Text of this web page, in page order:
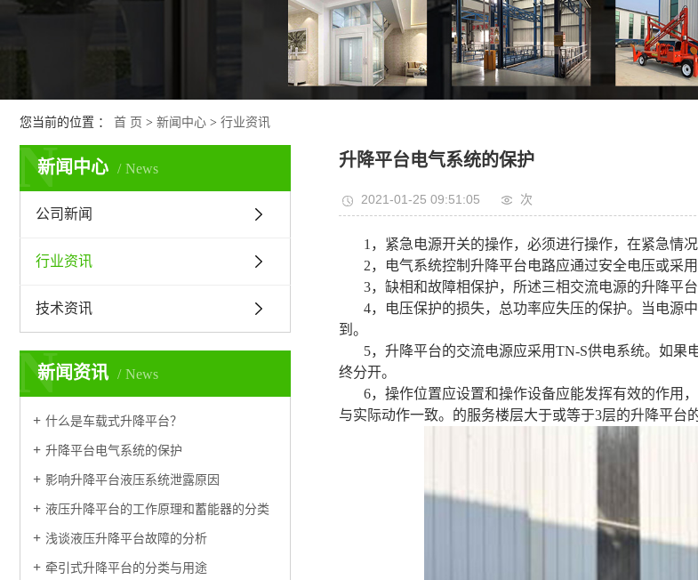
别墅电梯
限高架
限高杆
您当前的位置 ： 首 页 > 新闻中心 > 行业资讯
新闻中心 News
N
公司新闻
行业资讯
技术资讯
新闻资讯 News
N
什么是车载式升降平台？
升降平台电气系统的保护
影响升降平台液压系统泄露原因
液压升降平台的工作原理和蓄能器的分类
浅谈液压升降平台故障的分析
牵引式升降平台的分类与用途
升降平台电气系统的保护
2021-01-25 09:51:05 次
1，紧急电源开关的操作，必须进行操作，在紧急情
2，电气系统控制升降平台电路应通过安全电压或采
3，缺相和故障相保护，所述三相交流电源的升降平
4，电压保护的损失，总功率应失压的保护。当电源
到。
5，升降平台的交流电源应采用TN-S供电系统。如
终分开。
6，操作位置应设置和操作设备应能发挥有效的作用
与实际动作一致。的服务楼层大于或等于3层的升降平台